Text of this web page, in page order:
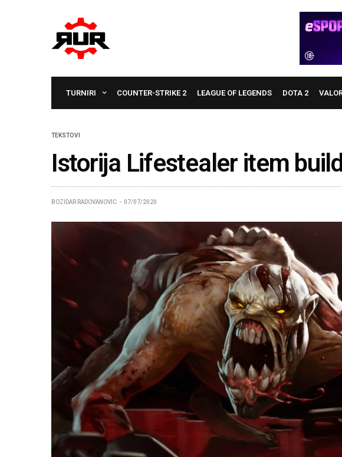
TURNIRI COUNTER-STRIKE 2 LEAGUE OF LEGENDS DOTA 2
TEKSTOVI
Istorija Lifestealer item
BOZIDAR RADOVANOVIC 07/07/2020